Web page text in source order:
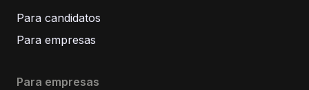
Para candidatos
Para empresas
Para empresas